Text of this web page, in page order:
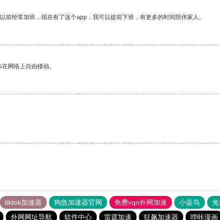
经常加班，现在有了这个app，我可以提前下班，有更多的时间陪伴家人。
网络上自由移动。
tiktok加速器 狗急加速器官网 免费vqn外网加速 小蓝鸟
外网网址导航
软件中心 雷霆加速 狂飙加速器 哔咔漫画